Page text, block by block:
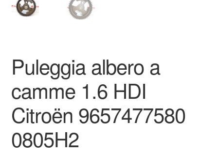
Spedizione in tutto il mondo
Puleggia albero a
camme 1.6 HDI
Citroën 9657477580
0805H2